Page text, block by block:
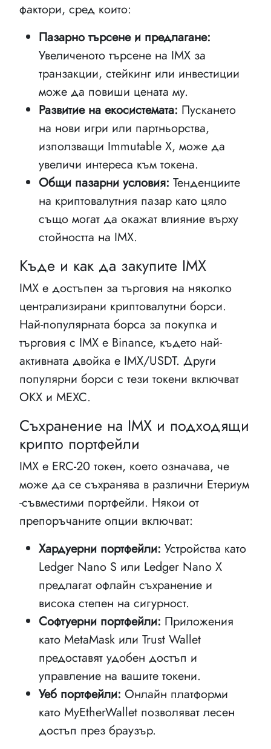
фактори, сред които:
Пазарно търсене и предлагане:
Увеличеното търсене на IMX за
транзакции, стейкинг или инвестиции
може да повиши цената му.
Развитие на екосистемата: Пускането
на нови игри или партньорства,
използващи Immutable X, може да
увеличи интереса към токена.
Общи пазарни условия: Тенденциите
на криптовалутния пазар като цяло
също могат да окажат влияние върху
стойността на IMX.
Къде и как да закупите IMX
IMX е достъпен за търговия на няколко
централизирани криптовалутни борси.
Най-популярната борса за покупка и
търговия с IMX е Binance, където най-
активната двойка е IMX/USDT. Други
популярни борси с тези токени включват
OKX и MEXC.
Съхранение на IMX и подходящи
крипто портфейли
IMX е ERC-20 токен, което означава, че
може да се съхранява в различни Етериум
-съвместими портфейли. Някои от
препоръчаните опции включват:
Хардуерни портфейли: Устройства като
Ledger Nano S или Ledger Nano X
предлагат офлайн съхранение и
висока степен на сигурност.
Софтуерни портфейли: Приложения
като MetaMask или Trust Wallet
предоставят удобен достъп и
управление на вашите токени.
Уеб портфейли: Онлайн платформи
като MyEtherWallet позволяват лесен
достъп през браузър.